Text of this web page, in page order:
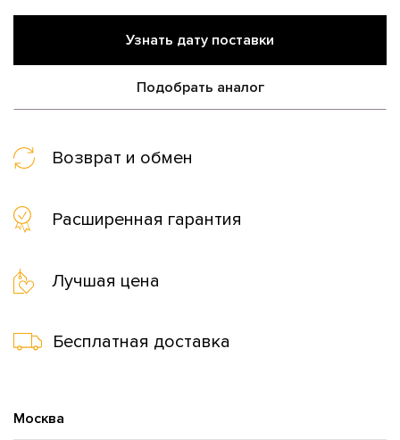
Узнать дату поставки
Подобрать аналог
Возврат и обмен
Расширенная гарантия
Лучшая цена
Бесплатная доставка
Москва